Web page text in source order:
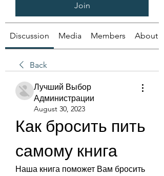
Join
Discussion Media Members About
Back
Лучший Выбор
Администрации
August 30, 2023
Как бросить пить
самому книга
Наша книга поможет Вам бросить